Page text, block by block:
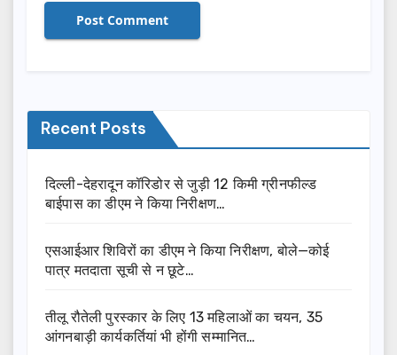
Recent Posts
दिल्ली-देहरादून कॉरिडोर से जुड़ी 12 किमी ग्रीनफील्ड
बाईपास का डीएम ने किया निरीक्षण…
एसआईआर शिविरों का डीएम ने किया निरीक्षण, बोले—कोई
पात्र मतदाता सूची से न छूटे…
तीलू रौतेली पुरस्कार के लिए 13 महिलाओं का चयन, 35
आंगनबाड़ी कार्यकर्तियां भी होंगी सम्मानित…